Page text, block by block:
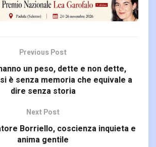
Previous Post
un peso, dette e non dette,
è senza memoria che equivale a
dire senza storia
Next Post
Borriello, coscienza inquieta e
anima gentile